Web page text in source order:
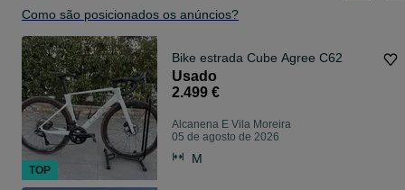
Como são posicionados os anúncios?
Bike estrada Cube Agree C62
Usado
2.499 €
Alcanena E Vila Moreira
05 de agosto de 2026
M
TOP